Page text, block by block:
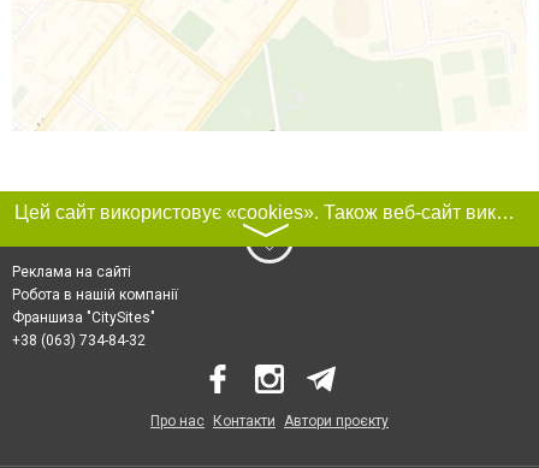
Цей сайт використовує «cookies». Також веб-сайт використовує інтернет-сервіс для збору технічних даних стосовно відвідувачів з метою отримання маркетингової та статистичної інформації. Умови обробки даних відвідувачів сайту див.
〉
Реклама на сайті
Робота в нашій компанії
Франшиза "CitySites"
+38 (063) 734-84-32
Про нас Контакти Автори проєкту